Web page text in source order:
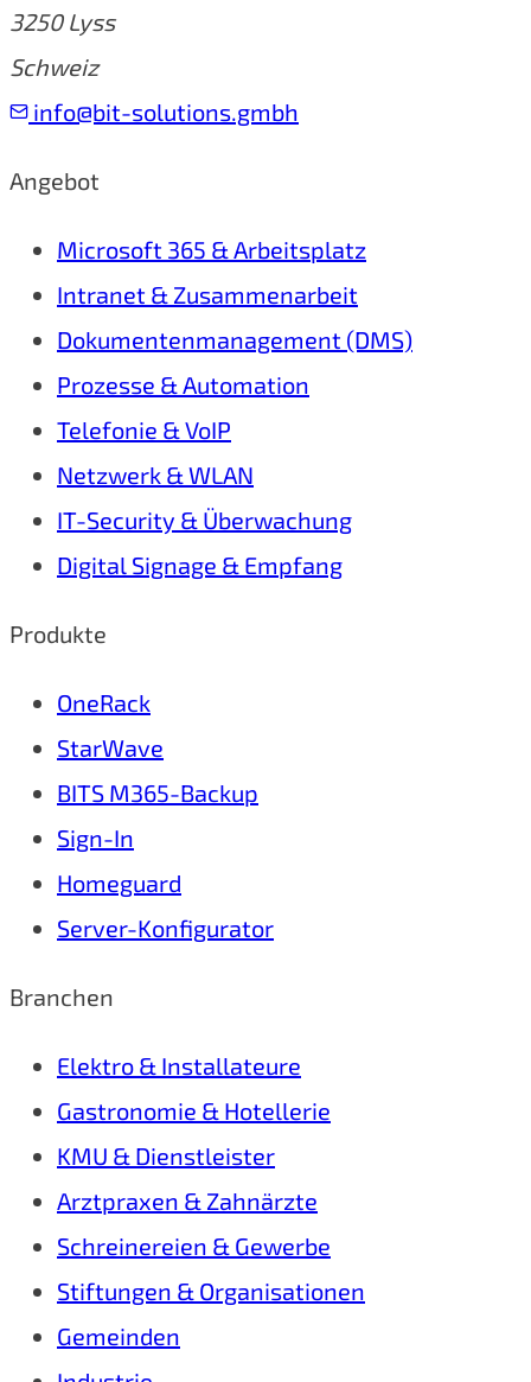
3250 Lyss
Schweiz
info@bit-solutions.gmbh
Angebot
Microsoft 365 & Arbeitsplatz
Intranet & Zusammenarbeit
Dokumentenmanagement (DMS)
Prozesse & Automation
Telefonie & VoIP
Netzwerk & WLAN
IT-Security & Überwachung
Digital Signage & Empfang
Produkte
OneRack
StarWave
BITS M365-Backup
Sign-In
Homeguard
Server-Konfigurator
Branchen
Elektro & Installateure
Gastronomie & Hotellerie
KMU & Dienstleister
Arztpraxen & Zahnärzte
Schreinereien & Gewerbe
Stiftungen & Organisationen
Gemeinden